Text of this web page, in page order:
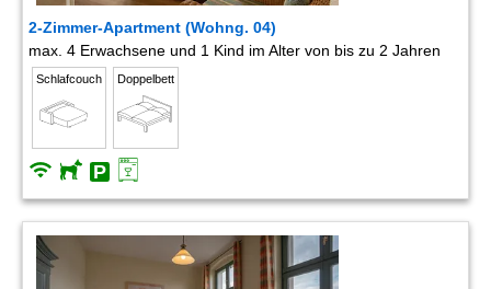
2-Zimmer-Apartment (Wohng. 04)
max. 4 Erwachsene und 1 Kind im Alter von bis zu 2 Jahren
Schlafcouch Doppelbett